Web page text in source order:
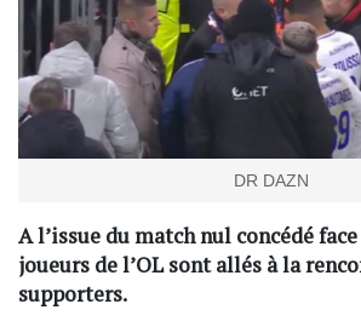
DR DAZN
A l’issue du match nul concédé
joueurs de l’OL sont allés à la
supporters.